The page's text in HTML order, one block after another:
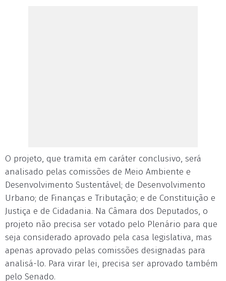
O projeto, que tramita em caráter conclusivo, será
analisado pelas comissões de Meio Ambiente e
Desenvolvimento Sustentável; de Desenvolvimento
Urbano; de Finanças e Tributação; e de Constituição e
Justiça e de Cidadania. Na Câmara dos Deputados, o
projeto não precisa ser votado pelo Plenário para que
seja considerado aprovado pela casa legislativa, mas
apenas aprovado pelas comissões designadas para
analisá-lo. Para virar lei, precisa ser aprovado também
pelo Senado.